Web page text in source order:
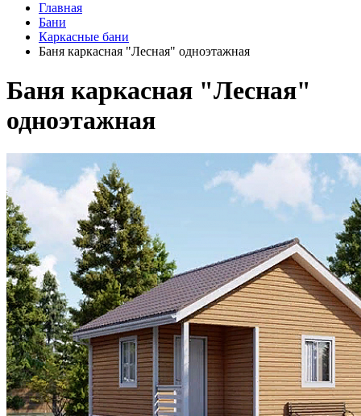
Главная
Бани
Каркасные бани
Баня каркасная "Лесная" одноэтажная
Баня каркасная "Лесная"
одноэтажная